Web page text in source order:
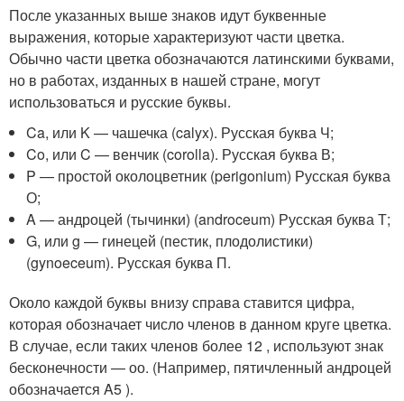
После указанных выше знаков идут буквенные
выражения, которые характеризуют части цветка.
Обычно части цветка обозначаются латинскими буквами,
но в работах, изданных в нашей стране, могут
использоваться и русские буквы.
Ca, или K — чашечка (calyx). Русская буква Ч;
Co, или C — венчик (corolla). Русская буква В;
P — простой околоцветник (perigonium) Русская буква
О;
A — андроцей (тычинки) (androceum) Русская буква Т;
G, или g — гинецей (пестик, плодолистики)
(gynoeceum). Русская буква П.
Около каждой буквы внизу справа ставится цифра,
которая обозначает число членов в данном круге цветка.
В случае, если таких членов более 12 , используют знак
бесконечности — оо. (Например, пятичленный андроцей
обозначается A5).